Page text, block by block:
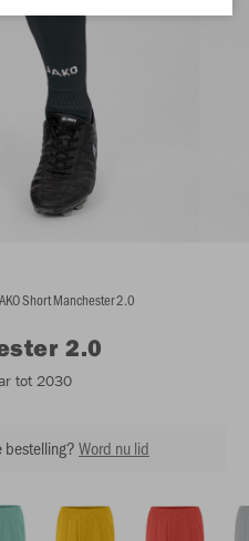
Short Manchester 2.0
2.0
tot 2030
bestelling?Word nu lid